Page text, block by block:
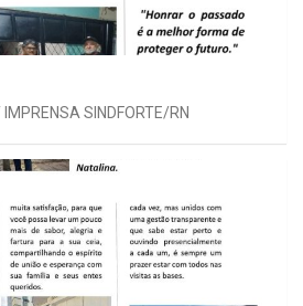
IMPRENSA SINDFORTE/RN